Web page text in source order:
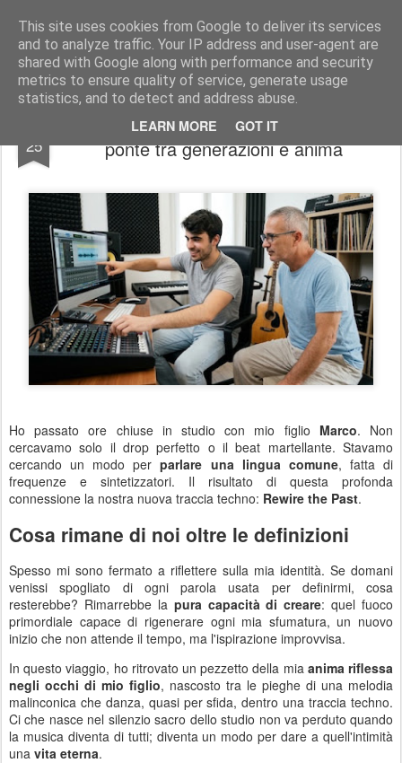
This site uses cookies from Google to deliver its services
and to analyze traffic. Your IP address and user-agent are
shared with Google along with performance and security
metrics to ensure quality of service, generate usage
statistics, and to detect and address abuse.
LEARN MORE GOT IT
Stefano Terraglia Creazioni
Pages
25
Rewire the Past: la musica techno come
ponte tra generazioni e anima
Ho passato ore chiuse in studio con mio figlio Marco. Non
cercavamo solo il drop perfetto o il beat martellante. Stavamo
cercando un modo perparlare una lingua comune, fatta di
frequenze e sintetizzatori. Il risultato di questa profonda
connessione la nostra nuova traccia techno: Rewire the Past.
Cosa rimane di noi oltre le definizioni
Spesso mi sono fermato a riflettere sulla mia identità. Se domani
venissi spogliato di ogni parola usata per definirmi, cosa
resterebbe? Rimarrebbe la pura capacità di creare: quel fuoco
primordiale capace di rigenerare ogni mia sfumatura, un nuovo
inizio che non attende il tempo, ma l'ispirazione improvvisa.
In questo viaggio, ho ritrovato un pezzetto della mia anima riflessa
negli occhi di mio figlio, nascosto tra le pieghe di una melodia
malinconica che danza, quasi per sfida, dentro una traccia techno.
Ci che nasce nel silenzio sacro dello studio non va perduto quando
la musica diventa di tutti; diventa un modo per dare a quell'intimità
una vita eterna.